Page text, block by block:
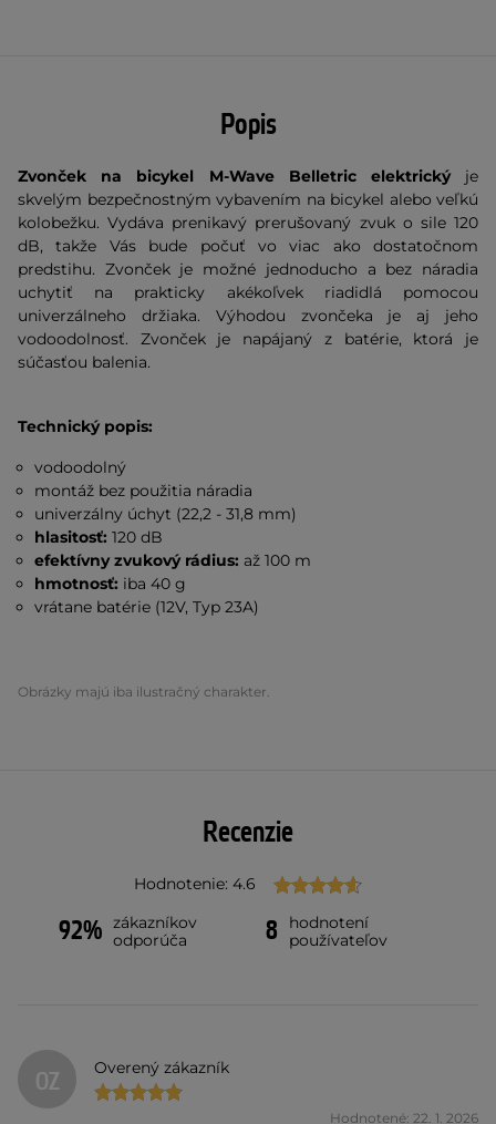
Popis
Zvonček na bicykel M-Wave Belletric elektrickýje
skvelým bezpečnostným vybavením na bicykel alebo veľkú
kolobežku. Vydáva prenikavý prerušovaný zvuk o sile 120
dB, takže Vás bude počuť vo viac ako dostatočnom
predstihu. Zvonček je možné jednoducho a bez náradia
uchytiť na prakticky akékoľvek riadidlá pomocou
univerzálneho držiaka. Výhodou zvončeka je aj jeho
vodoodolnosť. Zvonček je napájaný z batérie, ktorá je
súčasťou balenia.
Technický popis:
vodoodolný
montáž bez použitia náradia
univerzálny úchyt (22,2 - 31,8 mm)
hlasitosť: 120 dB
efektívny zvukový rádius: až 100 m
hmotnosť: iba 40 g
vrátane batérie (12V, Typ 23A)
Obrázky majú iba ilustračný charakter.
Recenzie
Hodnotenie: 4.6
92% zákazníkov
odporúča
8
hodnotení
používateľov
OZ Overený zákazník
Hodnotené: 22. 1. 2026